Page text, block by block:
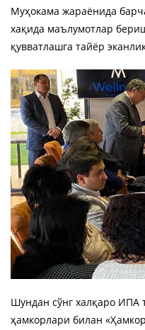
Муҳокама жараёнида
хақида маълумотлар
қувватлашга тайёр
Шундан сўнг халқаро ИПА
ҳамкорлари билан